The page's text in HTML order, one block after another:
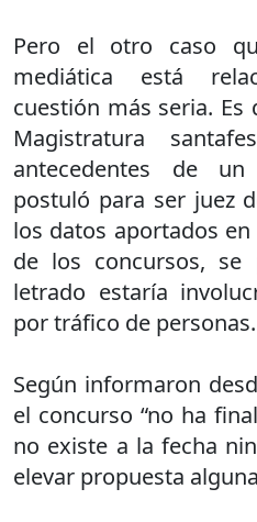
Pero el otro caso
mediática está
cuestión más seria. Es
Magistratura
antecedentes de
postuló para ser juez
los datos aportados
de los concursos,
letrado estaría
por tráfico de personas.
Según informaron
el concurso “no ha
no existe a la fecha
elevar propuesta